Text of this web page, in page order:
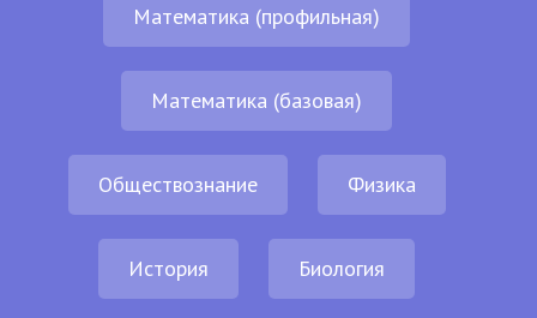
Математика (профильная)
Математика (базовая)
Обществознание Физика
История Биология